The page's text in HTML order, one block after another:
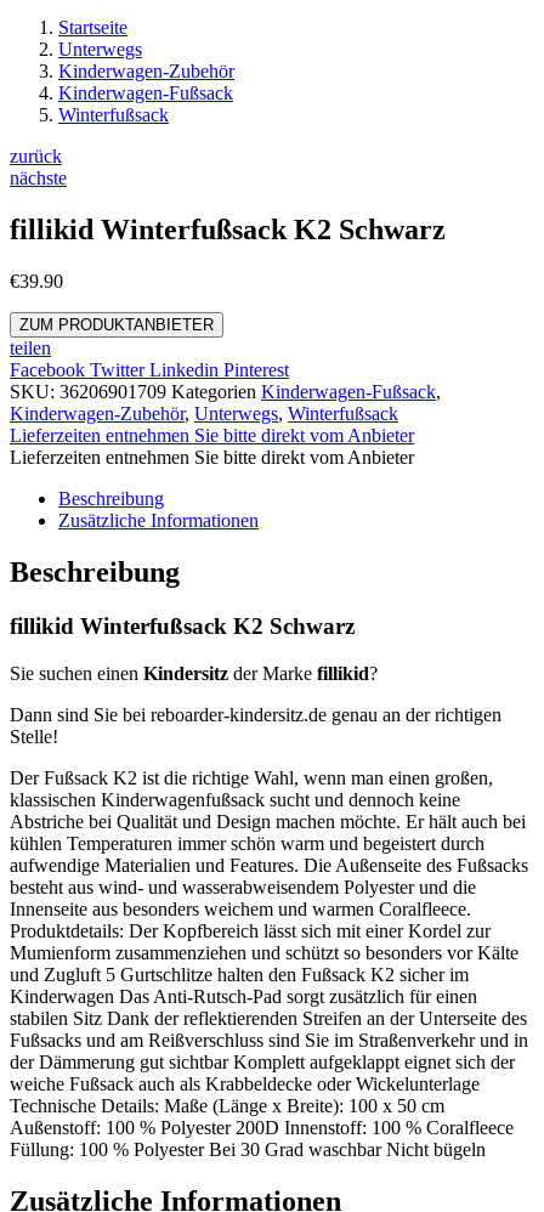
Startseite
Unterwegs
Kinderwagen-Zubehör
Kinderwagen-Fußsack
Winterfußsack
zurück
nächste
fillikid Winterfußsack K2 Schwarz
€39.90
ZUM PRODUKTANBIETER
teilen
Facebook TwitterLinkedin Pinterest
SKU: 36206901709 Kategorien Kinderwagen-Fußsack,
Kinderwagen-Zubehör, Unterwegs, Winterfußsack
Lieferzeiten entnehmen Sie bitte direkt vom Anbieter
Lieferzeiten entnehmen Sie bitte direkt vom Anbieter
Beschreibung
Zusätzliche Informationen
Beschreibung
fillikid Winterfußsack K2 Schwarz
Sie suchen einen Kindersitz der Marke fillikid?
Dann sind Sie bei reboarder-kindersitz.de genau an der richtigen
Stelle!
Der Fußsack K2 ist die richtige Wahl, wenn man einen großen,
klassischen Kinderwagenfußsack sucht und dennoch keine
Abstriche bei Qualität und Design machen möchte. Er hält auch bei
kühlen Temperaturen immer schön warm und begeistert durch
aufwendige Materialien und Features. Die Außenseite des Fußsacks
besteht aus wind- und wasserabweisendem Polyester und die
Innenseite aus besonders weichem und warmen Coralfleece.
Produktdetails: Der Kopfbereich lässt sich mit einer Kordel zur
Mumienform zusammenziehen und schützt so besonders vor Kälte
und Zugluft 5 Gurtschlitze halten den Fußsack K2 sicher im
Kinderwagen Das Anti-Rutsch-Pad sorgt zusätzlich für einen
stabilen Sitz Dank der reflektierenden Streifen an der Unterseite des
Fußsacks und am Reißverschluss sind Sie im Straßenverkehr und in
der Dämmerung gut sichtbar Komplett aufgeklappt eignet sich der
weiche Fußsack auch als Krabbeldecke oder Wickelunterlage
Technische Details: Maße (Länge x Breite): 100 x 50 cm
Außenstoff: 100 % Polyester 200D Innenstoff: 100 % Coralfleece
Füllung: 100 % Polyester Bei 30 Grad waschbar Nicht bügeln
Zusätzliche Informationen